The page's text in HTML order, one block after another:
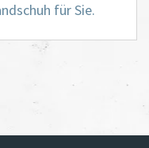
für Sie.